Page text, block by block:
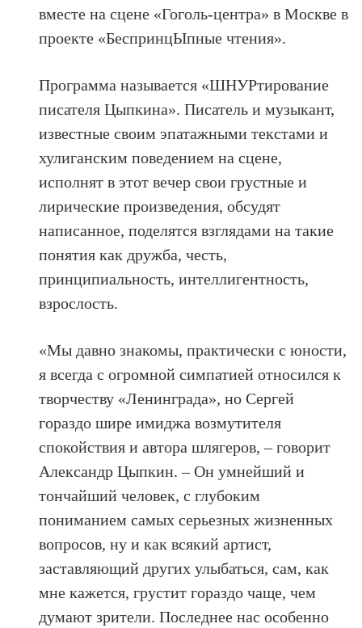
вместе на сцене «Гоголь-центра» в Москве в
проекте «БеспринцЫпные чтения».
Программа называется «ШНУРтирование
писателя Цыпкина». Писатель и музыкант,
известные своим эпатажными текстами и
хулиганским поведением на сцене,
исполнят в этот вечер свои грустные и
лирические произведения, обсудят
написанное, поделятся взглядами на такие
понятия как дружба, честь,
принципиальность, интеллигентность,
взрослость.
«Мы давно знакомы, практически с юности,
я всегда с огромной симпатией относился к
творчеству «Ленинграда», но Сергей
гораздо шире имиджа возмутителя
спокойствия и автора шлягеров, – говорит
Александр Цыпкин. – Он умнейший и
тончайший человек, с глубоким
пониманием самых серьезных жизненных
вопросов, ну и как всякий артист,
заставляющий других улыбаться, сам, как
мне кажется, грустит гораздо чаще, чем
думают зрители. Последнее нас особенно